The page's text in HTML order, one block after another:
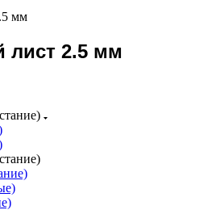
мм
2.5 мм